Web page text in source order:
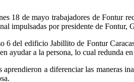
18 de mayo trabajadores de
impulsadas por presidente de Fontur,
6 del edificio Jabillito de Fontur
ayudar a la persona, lo cual redunda
aprendieron a diferenciar las maneras